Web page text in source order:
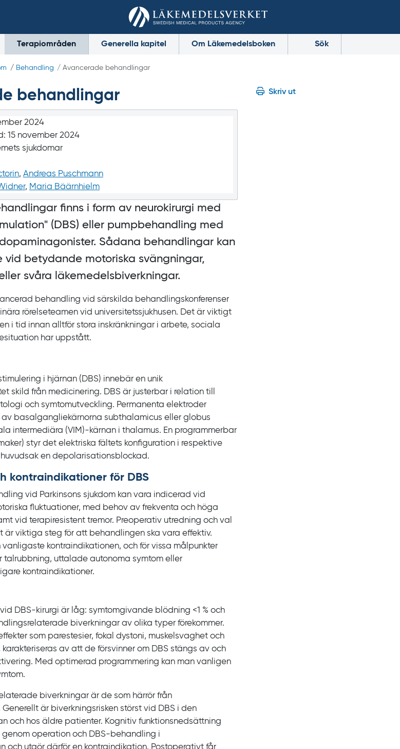
Terapiområden Generella kapitel Om Läkemedelsboken Sök
/ Behandling / Avancerade behandlingar
Skriv ut
behandlingar
2024
15 november 2024
sjukdomar
, Andreas Puschmann
, Maria Bäärnhielm
finns i form av neurokirurgi med
" (DBS) eller pumpbehandling med
Sådana behandlingar kan
vid betydande motoriska svängningar,
svåra läkemedelsbiverkningar.
behandling vid särskilda behandlingskonferenser
rörelseteamen vid universitetssjukhusen. Det är viktigt
i tid innan alltför stora inskränkningar i arbete, sociala
har uppstått.
i hjärnan (DBS) innebär en unik
skild från medicinering. DBS är justerbar i relation till
och symtomutveckling. Permanenta elektroder
basalgangliekärnorna subthalamicus eller globus
intermediära (VIM)‍-‍kärnan i thalamus. En programmerbar
) styr det elektriska fältets konfiguration i respektive
en depolarisationsblockad.
kontraindikationer för DBS
vid Parkinsons sjukdom kan vara indicerad vid
fluktuationer, med behov av frekventa och höga
vid terapiresistent tremor. Preoperativ utredning och val
är viktiga steg för att behandlingen ska vara effektiv.
vanligaste kontraindikationen, och för vissa målpunkter
talrubbning, uttalade autonoma symtom eller
kontraindikationer.
DBS‍-‍kirurgi är låg: symtomgivande blödning <1 % och
biverkningar av olika typer förekommer.
som parestesier, fokal dystoni, muskelsvaghet och
av att de försvinner om DBS stängs av och
Med optimerad programmering kan man vanligen
biverkningar är de som härrör från
är biverkningsrisken störst vid DBS i den
och hos äldre patienter. Kognitiv funktionsnedsättning
genom operation och DBS‍-‍behandling i
och utgör därför en kontraindikation. Postoperativt får